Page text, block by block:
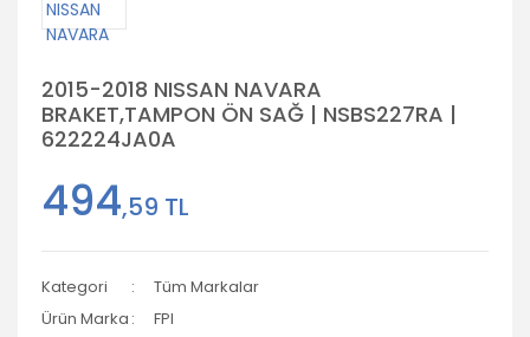
2015-2018 NISSAN NAVARA
BRAKET,TAMPON ÖN SAĞ | NSBS227RA |
622224JA0A
494,59 TL
Kategori
Tüm Markalar
Ürün Marka
FPI